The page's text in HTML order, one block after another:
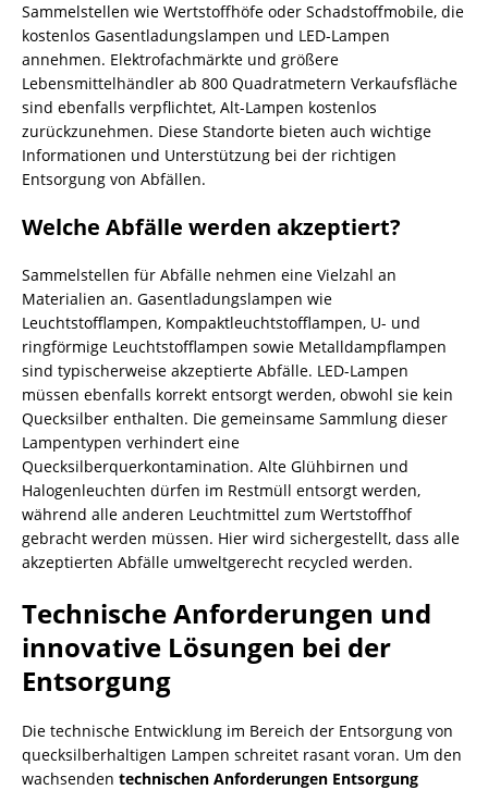
Sammelstellen wie Wertstoffhöfe oder Schadstoffmobile, die
kostenlos Gasentladungslampen und LED-Lampen
annehmen. Elektrofachmärkte und größere
Lebensmittelhändler ab 800 Quadratmetern Verkaufsfläche
sind ebenfalls verpflichtet, Alt-Lampen kostenlos
zurückzunehmen. Diese Standorte bieten auch wichtige
Informationen und Unterstützung bei der richtigen
Entsorgung von Abfällen.
Welche Abfälle werden akzeptiert?
Sammelstellen für Abfälle nehmen eine Vielzahl an
Materialien an. Gasentladungslampen wie
Leuchtstofflampen, Kompaktleuchtstofflampen, U- und
ringförmige Leuchtstofflampen sowie Metalldampflampen
sind typischerweise akzeptierte Abfälle. LED-Lampen
müssen ebenfalls korrekt entsorgt werden, obwohl sie kein
Quecksilber enthalten. Die gemeinsame Sammlung dieser
Lampentypen verhindert eine
Quecksilberquerkontamination. Alte Glühbirnen und
Halogenleuchten dürfen im Restmüll entsorgt werden,
während alle anderen Leuchtmittel zum Wertstoffhof
gebracht werden müssen. Hier wird sichergestellt, dass alle
akzeptierten Abfälle umweltgerecht recycled werden.
Technische Anforderungen und
innovative Lösungen bei der
Entsorgung
Die technische Entwicklung im Bereich der Entsorgung von
quecksilberhaltigen Lampen schreitet rasant voran. Um den
wachsenden technischen Anforderungen Entsorgung